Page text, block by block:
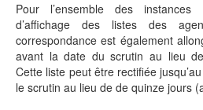
Pour l’ensemble des instances
d’affichage des listes des
correspondance est également
avant la date du scrutin au lieu
Cette liste peut être rectifiée
le scrutin au lieu de de quinze jours